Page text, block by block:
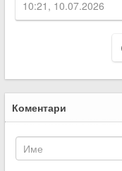
10:21, 10.07.2026
Коментари